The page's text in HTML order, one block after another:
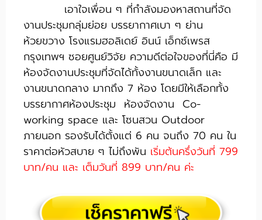
เอาใจเพื่อน ๆ ที่กำลังมองหาสถานที่จัด
งานประชุมกลุ่มย่อย บรรยากาศเบา ๆ ย่าน
ห้วยขวาง โรงแรมฮอลิเดย์ อินน์ เอ็กซ์เพรส
กรุงเทพฯ ซอยศูนย์วิจัย ความดีต่อใจของที่นี่คือ มี
ห้องจัดงานประชุมที่จัดได้ทั้งงานขนาดเล็ก และ
งานขนาดกลาง มากถึง 7 ห้อง โดยมีให้เลือกทั้ง
บรรยากาศห้องประชุม ห้องจัดงาน Co-
working space และ โซนสวน Outdoor
ภายนอก รองรับได้ตั้งแต่ 6 คน จนถึง 70 คน ใน
ราคาต่อหัวสบาย ๆ ไม่ถึงพัน เริ่มต้นครึ่งวันที่ 799
บาท/คน และ เต็มวันที่ 899 บาท/คน ค่ะ